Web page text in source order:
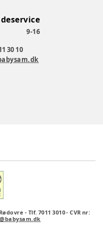
9-16
30 10
- Tlf. 7011 3010-CVR nr: